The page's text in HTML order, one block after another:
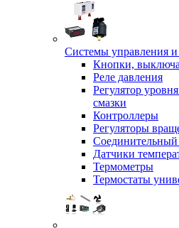
Системы управления и
Кнопки,
Реле давления
Регулятор
смазки
Контроллеры
Регуляторы
Соединительный
Датчики
Термометры
Термостаты